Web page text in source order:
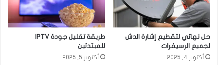
حل نهائي لتقطيع إشارة الدش
لجميع الرسيفرات
أكتوبر 4, 2025
طريقة تقليل جودة IPTV
للمبتدئين
أكتوبر 5, 2025